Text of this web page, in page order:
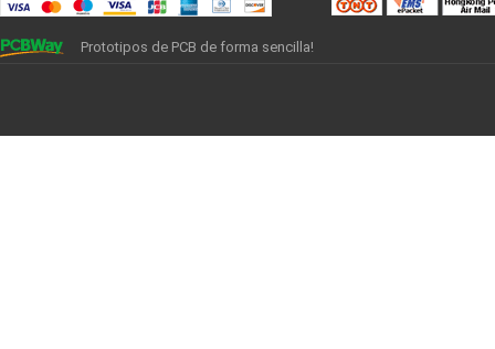
Prototipos de PCB de forma sencilla!